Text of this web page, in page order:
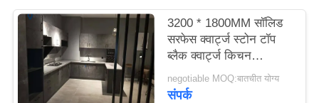
साइटमैप
PRIVACY
POLICY
3200 * 1800MM सॉलिड
सरफेस क्वार्ट्ज स्टोन टॉप
ब्लैक क्वार्ट्ज किचन
काउंटरटॉप्स एंटी फेडेड
negotiable MOQ:बातचीत योग्य
संपर्क